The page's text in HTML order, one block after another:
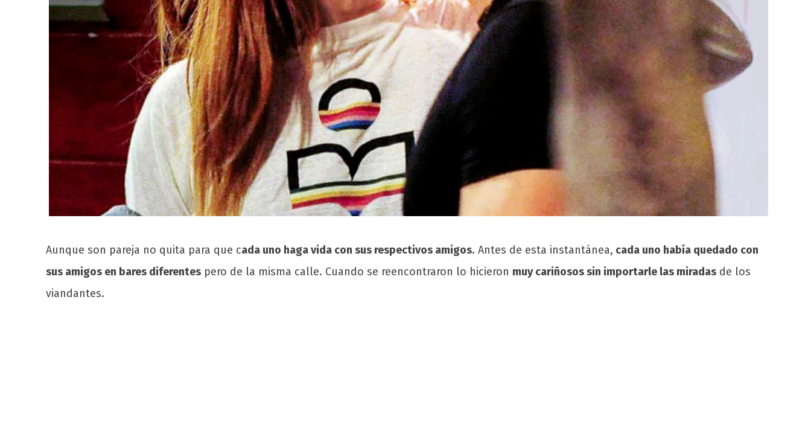
Aunque son pareja no quita para que cada uno haga vida con sus respectivos amigos. Antes de esta instantánea, cada uno había quedado con
sus amigos en bares diferentes pero de la misma calle. Cuando se reencontraron lo hicieron muy cariñosos sin importarle las miradas de los
viandantes.